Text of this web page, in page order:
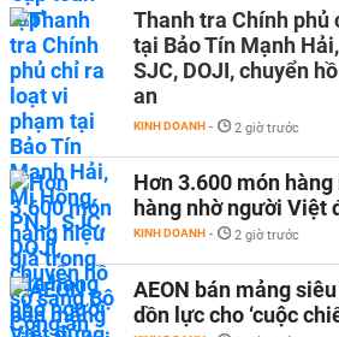
Thanh tra Chính phủ
tại Bảo Tín Mạnh
SJC, DOJI, chuyển
an
KINH DOANH - 2 giờ trước
Hơn 3.600 món
hàng nhờ người Việt
KINH DOANH - 2 giờ trước
AEON bán mảng
dồn lực cho ‘cuộc